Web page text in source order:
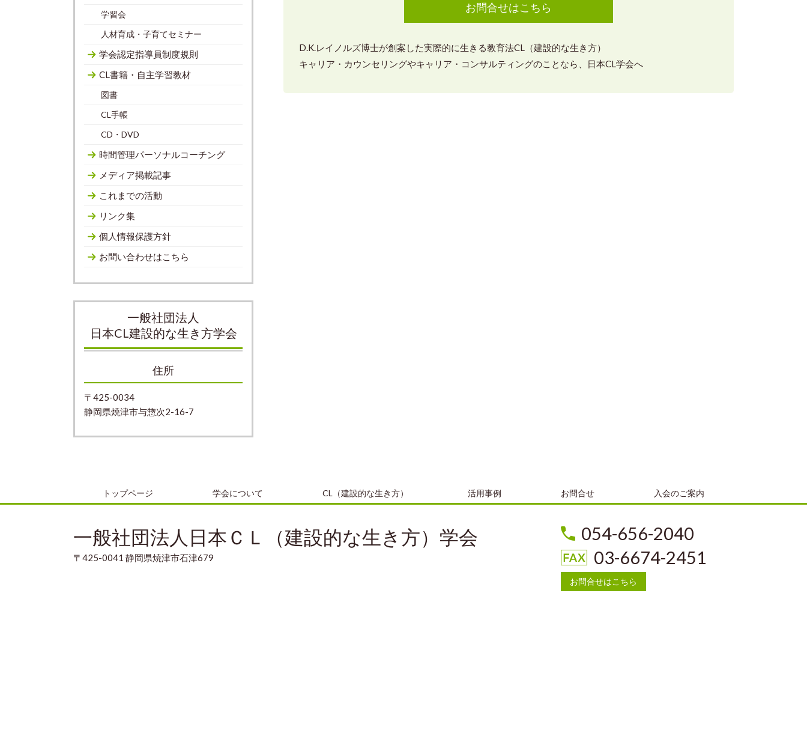
お問合せはこちら
D.K.レイノルズ博士が創案した実際的に生きる教育法CL（建設的な生き方）
キャリア・カウンセリングやキャリア・コンサルティングのことなら、日本CL学会へ
学習会
人材育成・子育てセミナー
学会認定指導員制度規則
CL書籍・自主学習教材
図書
CL手帳
CD・DVD
時間管理パーソナルコーチング
メディア掲載記事
これまでの活動
リンク集
個人情報保護方針
お問い合わせはこちら
一般社団法人
日本CL建設的な生き方学会
住所
〒425-0034
静岡県焼津市与惣次2-16-7
トップページ 学会について CL（建設的な生き方） 活用事例 お問合せ 入会のご案内
一般社団法人日本ＣＬ（建設的な生き方）学会
〒425-0041 静岡県焼津市石津679
054-656-2040
03-6674-2451
お問合せはこちら